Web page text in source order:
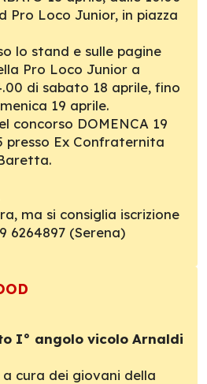
Pro Loco Junior, in piazza
lo stand e sulle pagine
Pro Loco Junior a
di sabato 18 aprile, fino
19 aprile.
concorso DOMENCA 19
presso Ex Confraternita
ma si consiglia iscrizione
6264897 (Serena)
I° angolo vicolo Arnaldi
cura dei giovani della